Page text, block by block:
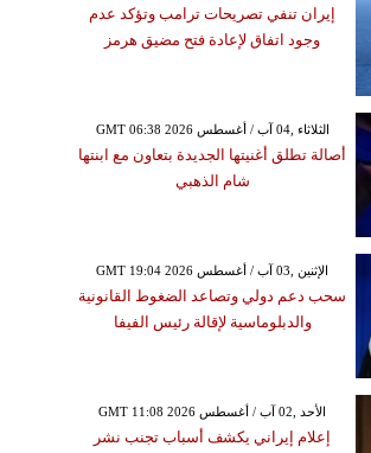
إيران تنفي تصريحات ترامب وتؤكد عدم
وجود اتفاق لإعادة فتح مضيق هرمز
GMT 06:38 2026 الثلاثاء ,04 آب / أغسطس
أصالة تطلق أغنيتها الجديدة بتعاون مع ابنتها
شام الذهبي
GMT 19:04 2026 الإثنين ,03 آب / أغسطس
سحب دعم دولي وتصاعد الضغوط القانونية
والدبلوماسية لإقالة رئيس الفيفا
GMT 11:08 2026 الأحد ,02 آب / أغسطس
إعلام إيراني يكشف أسباب تجنب نشر